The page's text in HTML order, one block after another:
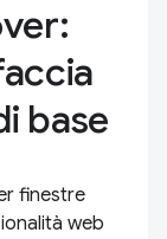
base
finestre
web